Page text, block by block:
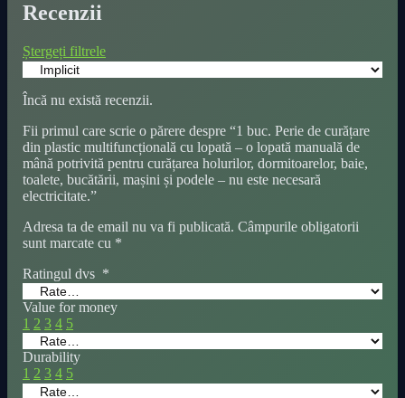
Recenzii
Ștergeți filtrele
Încă nu există recenzii.
Fii primul care scrie o părere despre “1 buc. Perie de curățare
din plastic multifuncțională cu lopată – o lopată manuală de
mână potrivită pentru curățarea holurilor, dormitoarelor, baie,
toalete, bucătării, mașini și podele – nu este necesară
electricitate.”
Adresa ta de email nu va fi publicată. Câmpurile obligatorii
sunt marcate cu *
Ratingul dvs *
Value for money
1 2 3 4 5
Durability
1 2 3 4 5